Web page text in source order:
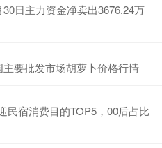
日主力资金净卖出3676.24万
要批发市场胡萝卜价格行情
民宿消费目的TOP5，00后占比